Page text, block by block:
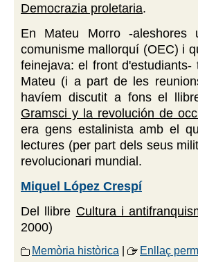
Democrazia proletaria.
En Mateu Morro -
comunisme mallorquí (OEC) i
feinejava: el front
Mateu (i a part de les
havíem discutit a fons el
Gramsci y la revolución de
era gens estalinista amb el
lectures (per part dels seus
revolucionari mundial.
Miquel López Crespí
Del llibre Cultura i
2000)
Memòria històrica Enllaç